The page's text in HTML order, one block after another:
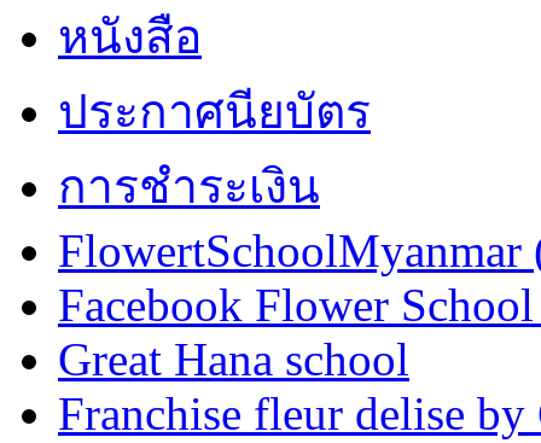
หนังสือ
ประกาศนียบัตร
การชำระเงิน
FlowertSchoolMyanmar
Facebook Flower
Great Hana school
Franchise fleur delise